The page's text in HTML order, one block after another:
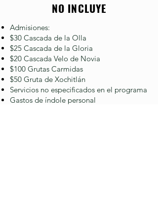
NO INCLUYE
Admisiones:
$30 Cascada de la Olla
$25 Cascada de la Gloria
$20 Cascada Velo de Novia
$100 Grutas Carmidas
$50 Gruta de Xochitlán
Servicios no especificados en el programa
Gastos de índole personal